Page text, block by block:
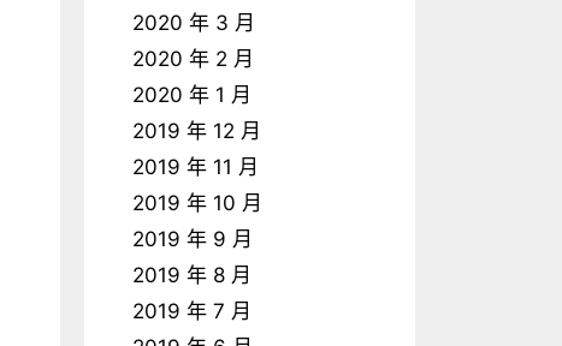
2020 年 3 月
2020 年 2 月
2020 年 1 月
2019 年 12 月
2019 年 11 月
2019 年 10 月
2019 年 9 月
2019 年 8 月
2019 年 7 月